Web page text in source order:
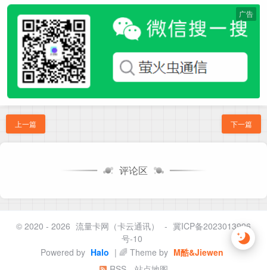
广告
上一篇 下一篇
评论区
© 2020 - 2026 流量卡网（卡云通讯） - 冀ICP备2023013996
号-10
Powered by Halo | 🌈 Theme by M酷&Jiewen